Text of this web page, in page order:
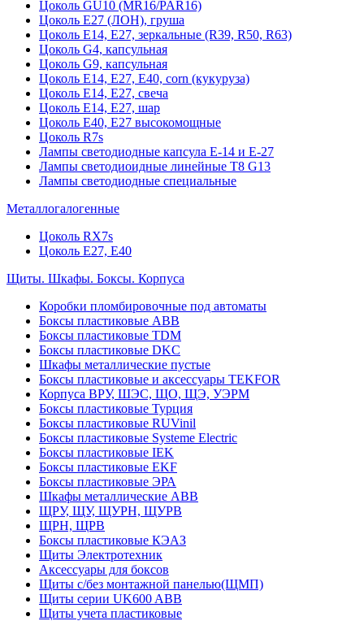
Цоколь GU10 (MR16/PAR16)
Цоколь Е27 (ЛОН), груша
Цоколь Е14, Е27, зеркальные (R39, R50, R63)
Цоколь G4, капсульная
Цоколь G9, капсульная
Цоколь Е14, Е27, Е40, corn (кукуруза)
Цоколь Е14, Е27, свеча
Цоколь Е14, Е27, шар
Цоколь Е40, Е27 высокомощные
Цоколь R7s
Лампы светодиодные капсула Е-14 и Е-27
Лампы светодиоидные линейные T8 G13
Лампы светодиодные специальные
Металлогалогенные
Цоколь RX7s
Цоколь Е27, E40
Щиты. Шкафы. Боксы. Корпуса
Коробки пломбировочные под автоматы
Боксы пластиковые ABB
Боксы пластиковые TDM
Боксы пластиковые DKC
Шкафы металлические пустые
Боксы пластиковые и аксессуары TEKFOR
Корпуса ВРУ, ШЭС, ЩО, ЩЭ, УЭРМ
Боксы пластиковые Турция
Боксы пластиковые RUVinil
Боксы пластиковые Systeme Electric
Боксы пластиковые IEK
Боксы пластиковые EKF
Боксы пластиковые ЭРА
Шкафы металлические ABB
ЩРУ, ЩУ, ЩУРН, ЩУРВ
ЩРН, ЩРВ
Боксы пластиковые КЭАЗ
Щиты Электротехник
Аксессуары для боксов
Щиты с/без монтажной панелью(ЩМП)
Щиты серии UK600 ABB
Щиты учета пластиковые